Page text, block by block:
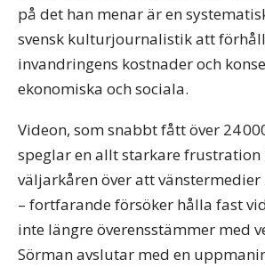
på det han menar är en
svensk kulturjournalistik att
invandringens kostnader och
ekonomiska och sociala.
Videon, som snabbt fått över 24
speglar en allt starkare frustration
väljarkåren över att
– fortfarande försöker hålla fast
inte längre överensstämmer med
Sörman avslutar med en